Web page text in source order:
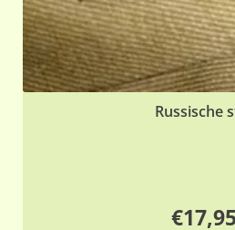
Russische
€17,95